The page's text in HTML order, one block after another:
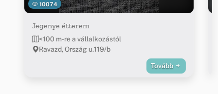
10074
Jegenye étterem
<100 m-re a vállalkozástól
Ravazd, Ország u.119/b
Tovább